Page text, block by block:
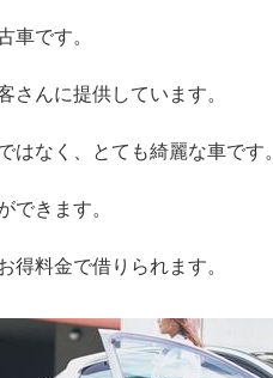
車です。
さんに提供しています。
なく、とても綺麗な車です。
できます。
料金で借りられます。